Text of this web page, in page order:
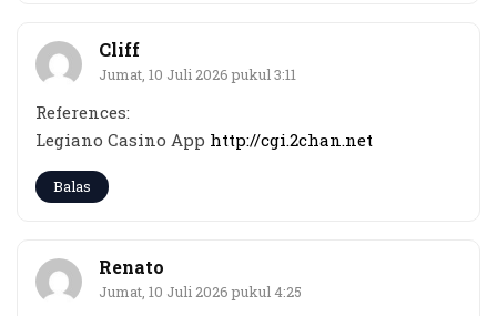
Cliff
Jumat, 10 Juli 2026 pukul 3:11
References:
Legiano Casino App http://cgi.2chan.net
Balas
Renato
Jumat, 10 Juli 2026 pukul 4:25